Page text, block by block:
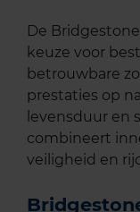
De
keuze voor
betrouwbare
prestaties op
levensduur en
combineert
veiligheid en